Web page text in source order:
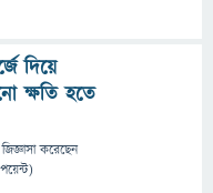
দিয়ে
ক্ষতি হতে
জিজ্ঞাসাকরেছেন
পয়েন্ট)